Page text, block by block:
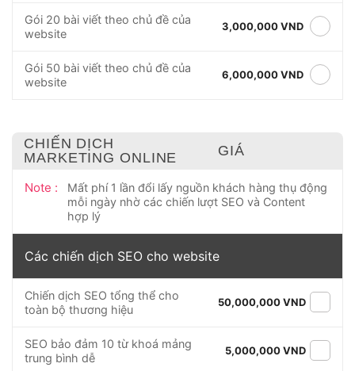
Gói 20 bài viết theo chủ đề của
website
3,000,000 VND
Gói 50 bài viết theo chủ đề của
website
6,000,000 VND
CHIẾN DỊCH
MARKETING ONLINE
GIÁ
Note :
Mất phí 1 lần đổi lấy nguồn khách hàng thụ động
mỗi ngày nhờ các chiến lượt SEO và Content
hợp lý
Các chiến dịch SEO cho website
Chiến dịch SEO tổng thể cho
toàn bộ thương hiệu
50,000,000 VND
SEO bảo đảm 10 từ khoá mảng
trung bình dễ
5,000,000 VND